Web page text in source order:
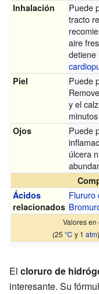
Inhalación Puede
tracto
aire
detiene
Piel
Puede
y el
Ojos Puede
úlcera
Ácidos
relacionados
Flururo
Valores
(25℃ y 1atm
El cloruro de
interesante. Su